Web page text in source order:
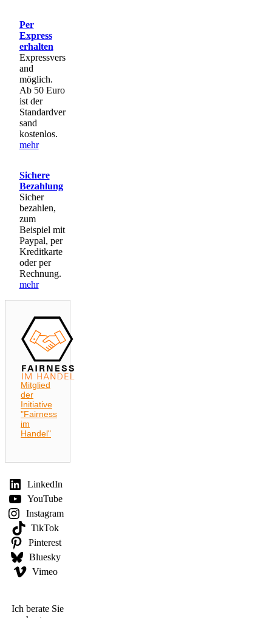
Per
Express
erhalten
Expressvers
and
möglich.
Ab 50 Euro
ist der
Standardver
sand
kostenlos.
mehr
Sichere
Bezahlung
Sicher
bezahlen,
zum
Beispiel mit
Paypal, per
Kreditkarte
oder per
Rechnung.
mehr
Mitglied
der
Initiative
"Fairness
im
Handel"
LinkedIn
YouTube
Instagram
TikTok
Pinterest
Bluesky
Vimeo
Ich berate Sie